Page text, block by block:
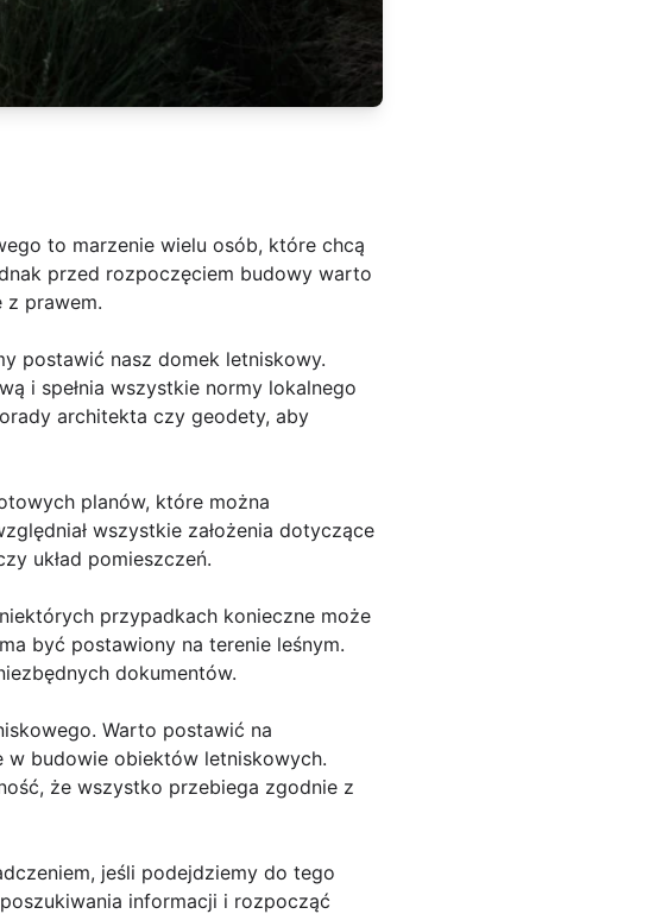
to marzenie wielu osób, które chcą
przed rozpoczęciem budowy warto
z prawem.
postawić nasz domek letniskowy.
i spełnia wszystkie normy lokalnego
architekta czy geodety, aby
planów, które można
wszystkie założenia dotyczące
układ pomieszczeń.
przypadkach konieczne może
być postawiony na terenie leśnym.
dokumentów.
Warto postawić na
w budowie obiektów letniskowych.
że wszystko przebiega zgodnie z
jeśli podejdziemy do tego
informacji i rozpocząć